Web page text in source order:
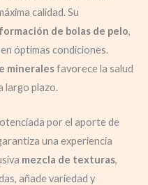
calidad. Su
de bolas de pelo,
óptimas condiciones.
mineralesfavorece la salud
largo plazo.
por el aporte de
una experiencia
mezcla de texturas,
añade variedad y